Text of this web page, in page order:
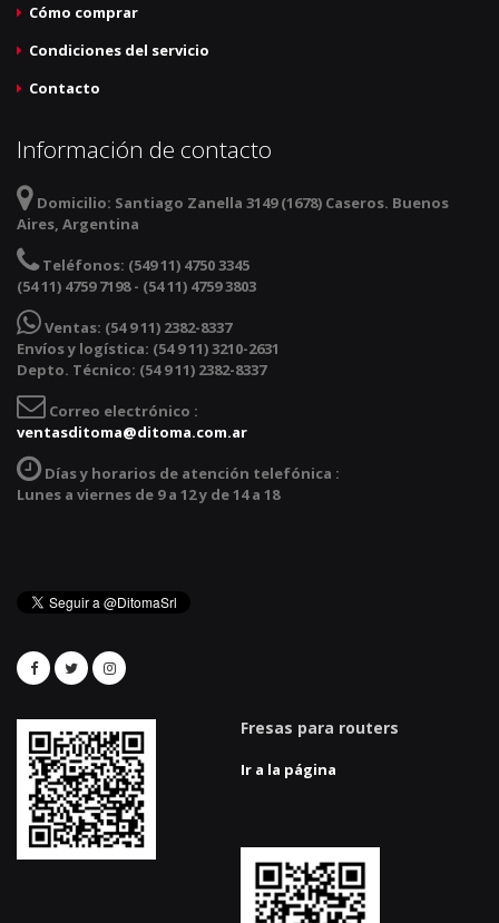
Cómo comprar
Condiciones del servicio
Contacto
Información de contacto
Domicilio: Santiago Zanella 3149 (1678) Caseros. Buenos
Aires, Argentina
Teléfonos: (549 11) 4750 3345
(54 11) 4759 7198 - (54 11) 4759 3803
Ventas: (54 9 11) 2382-8337
Envíos y logística: (54 9 11) 3210-2631
Depto. Técnico: (54 9 11) 2382-8337
Correo electrónico :
ventasditoma@ditoma.com.ar
Días y horarios de atención telefónica :
Lunes a viernes de 9 a 12 y de 14 a 18
Fresas para routers
Ir a la página